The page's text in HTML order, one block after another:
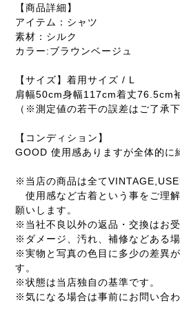
【商品詳細】
アイテム：シャツ
素材：シルク
カラー:ブラウンベージュ
【サイズ】着用サイズ / L
肩幅50cm身幅117cm着丈76.5cm
（※測定値の若干の誤差はご了承下
【コンディション】
GOOD 使用感ありますが全体的に
※当店の商品は全て
使用感など古着という事をご理
願いします。
※当社不良以外の返品・交換はお受
※ダメージ、汚れ、補修などある場
※実物と写真の色目に多少の差異
す。
※状態は当店独自の基準です。
※気になる場合は事前にお問い合わ